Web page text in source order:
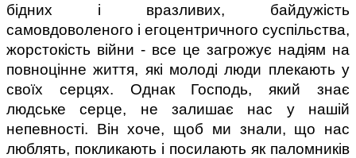
бідних і вразливих, байдужість
самовдоволеного і егоцентричного суспільства,
жорстокість війни - все це загрожує надіям на
повноцінне життя, які молоді люди плекають у
своїх серцях. Однак Господь, який знає
людське серце, не залишає нас у нашій
непевності. Він хоче, щоб ми знали, що нас
люблять, покликають і посилають як паломників